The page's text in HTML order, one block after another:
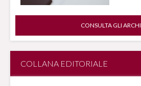
CONSULTA GLI
COLLANA EDITORIALE